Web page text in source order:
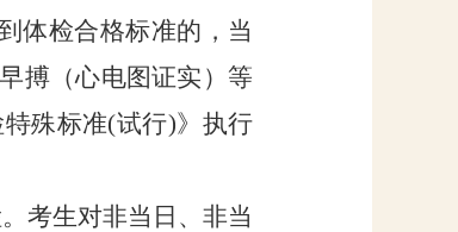
体检合格标准的，当
搏（心电图证实）等
殊标准(试行)》执行
考生对非当日、非当